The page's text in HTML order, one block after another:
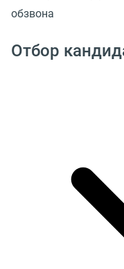
Отбор